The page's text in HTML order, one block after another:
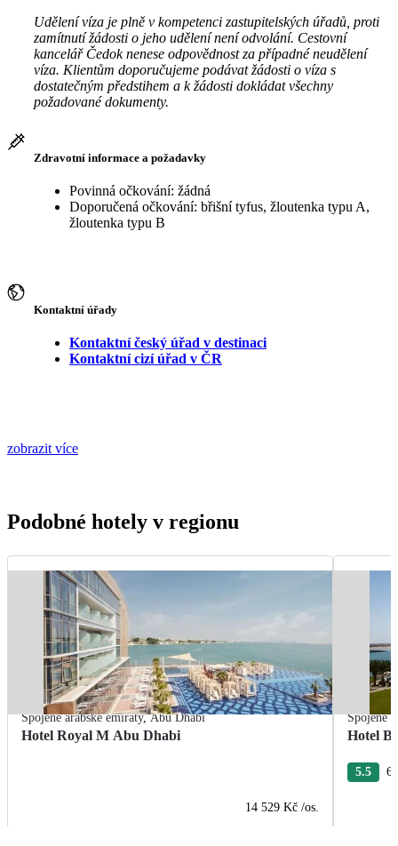
Udělení víza je plně v kompetenci zastupitelských úřadů, proti
zamítnutí žádosti o jeho udělení není odvolání. Cestovní
kancelář Čedok nenese odpovědnost za případné neudělení
víza. Klientům doporučujeme podávat žádosti o víza s
dostatečným předstihem a k žádosti dokládat všechny
požadované dokumenty.
Zdravotní informace a požadavky
Povinná očkování: žádná
Doporučená očkování: břišní tyfus, žloutenka typu A,
žloutenka typu B
Kontaktní úřady
Kontaktní český úřad v destinaci
Kontaktní cizí úřad v ČR
zobrazit více
Podobné hotely v regionu
Spojené arabské emiráty,Abu Dhabi
Hotel Royal M Abu Dhabi
14 529 Kč /os.
Spojené
Hotel
5.5 6